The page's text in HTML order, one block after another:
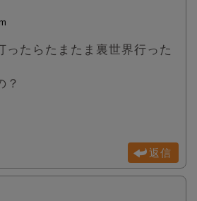
ったらたまたま裏世界行った
？
返信